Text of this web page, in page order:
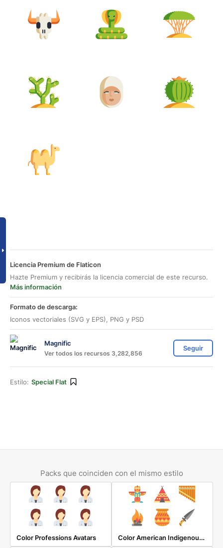
Licencia Premium de Flaticon
Hazte Premium y recibirás la licencia comercial de este recurso.
Más información
Formato de descarga:
Iconos vectoriales (SVG y EPS), PNG y PSD
Magnific
Ver todos los recursos 3,282,856
Seguir
Estilo: Special Flat
Packs que coinciden con el mismo estilo
Color Professions Avatars Color American Indigenous Elements